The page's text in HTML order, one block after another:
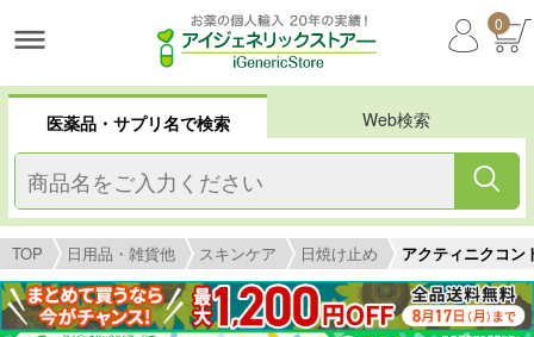
0
医薬品・サプリ名で検索 Web検索
TOP 日用品・雑貨他 スキンケア 日焼け止め アクティニクコ